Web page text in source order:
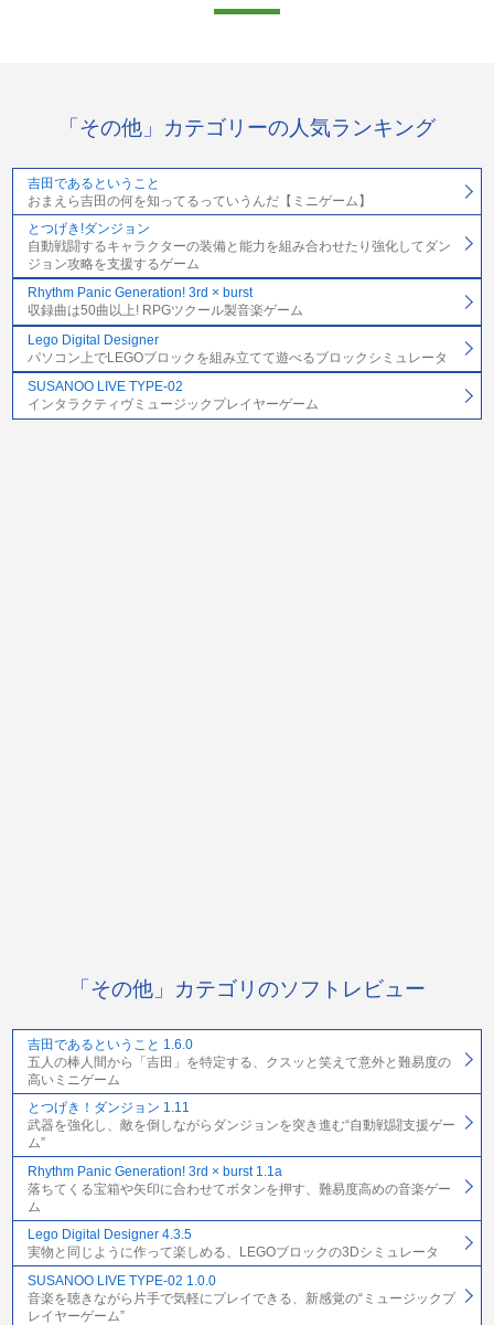
「その他」カテゴリーの人気ランキング
吉田であるということ
おまえら吉田の何を知ってるっていうんだ【ミニゲーム】
とつげき!ダンジョン
自動戦闘するキャラクターの装備と能力を組み合わせたり強化してダン
ジョン攻略を支援するゲーム
Rhythm Panic Generation! 3rd × burst
収録曲は50曲以上! RPGツクール製音楽ゲーム
Lego Digital Designer
パソコン上でLEGOブロックを組み立てて遊べるブロックシミュレータ
SUSANOO LIVE TYPE-02
インタラクティヴミュージックプレイヤーゲーム
「その他」カテゴリのソフトレビュー
吉田であるということ 1.6.0
五人の棒人間から「吉田」を特定する、クスッと笑えて意外と難易度の
高いミニゲーム
とつげき！ダンジョン 1.11
武器を強化し、敵を倒しながらダンジョンを突き進む“自動戦闘支援ゲー
ム”
Rhythm Panic Generation! 3rd × burst 1.1a
落ちてくる宝箱や矢印に合わせてボタンを押す、難易度高めの音楽ゲー
ム
Lego Digital Designer 4.3.5
実物と同じように作って楽しめる、LEGOブロックの3Dシミュレータ
SUSANOO LIVE TYPE-02 1.0.0
音楽を聴きながら片手で気軽にプレイできる、新感覚の“ミュージックプ
レイヤーゲーム”